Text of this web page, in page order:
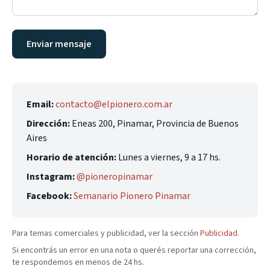
Enviar mensaje
Email:contacto@elpionero.com.ar
Dirección:Eneas 200, Pinamar, Provincia de Buenos
Aires
Horario de atención:Lunes a viernes, 9 a 17 hs.
Instagram:@pioneropinamar
Facebook:Semanario Pionero Pinamar
Para temas comerciales y publicidad, ver la sección Publicidad.
Si encontrás un error en una nota o querés reportar una corrección,
te respondemos en menos de 24 hs.